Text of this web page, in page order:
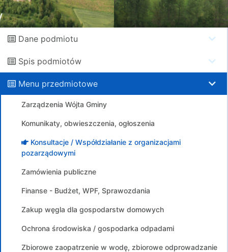
Dane podmiotu
Spis podmiotów
Menu przedmiotowe
Zarządzenia Wójta Gminy
Komunikaty, obwieszczenia, ogłoszenia
Konsultacje / Współdziałanie z organizacjami
pozarządowymi
Zamówienia publiczne
Finanse - Budżet, WPF, Sprawozdania
Zakup węgla dla gospodarstw domowych
Ochrona środowiska / gospodarka odpadami
Zbiorowe zaopatrzenie w wodę, zbiorowe odprowadzanie